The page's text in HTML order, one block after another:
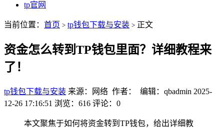
tp官网
当前位置： 首页 > tp钱包下载与安装 > 正文
资金怎么转到TP钱包里面？详细教程来
了！
tp钱包下载与安装 来源：网络 作者： 编辑：qbadmin 2025-
12-26 17:16:51 浏览：616 评论：0
本文聚焦于如何将资金转到TP钱包，给出详细教